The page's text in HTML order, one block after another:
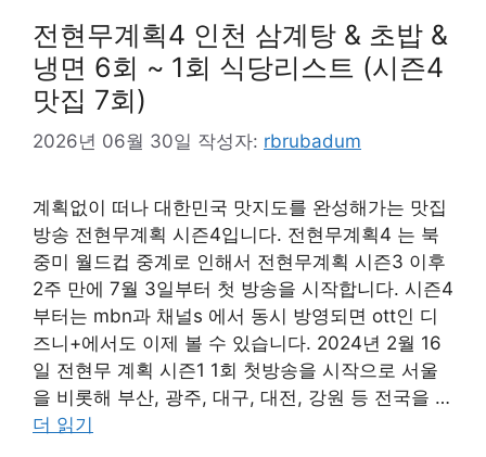
전현무계획4 인천 삼계탕 & 초밥 &
냉면 6회 ~ 1회 식당리스트 (시즌4
맛집 7회)
2026년 06월 30일 작성자: rbrubadum
계획없이 떠나 대한민국 맛지도를 완성해가는 맛집
방송 전현무계획 시즌4입니다. 전현무계획4 는 북
중미 월드컵 중계로 인해서 전현무계획 시즌3 이후
2주 만에 7월 3일부터 첫 방송을 시작합니다. 시즌4
부터는 mbn과 채널s 에서 동시 방영되면 ott인 디
즈니+에서도 이제 볼 수 있습니다. 2024년 2월 16
일 전현무 계획 시즌1 1회 첫방송을 시작으로 서울
을 비롯해 부산, 광주, 대구, 대전, 강원 등 전국을 …
더 읽기